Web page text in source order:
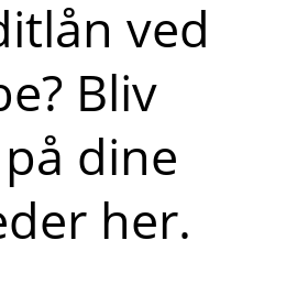
ved
Bliv
dine
her.